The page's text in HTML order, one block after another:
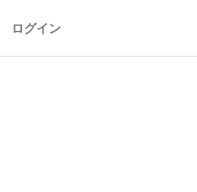
ログイン